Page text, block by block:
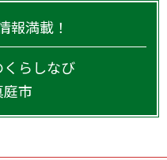
報満載！
らしなび
庭市